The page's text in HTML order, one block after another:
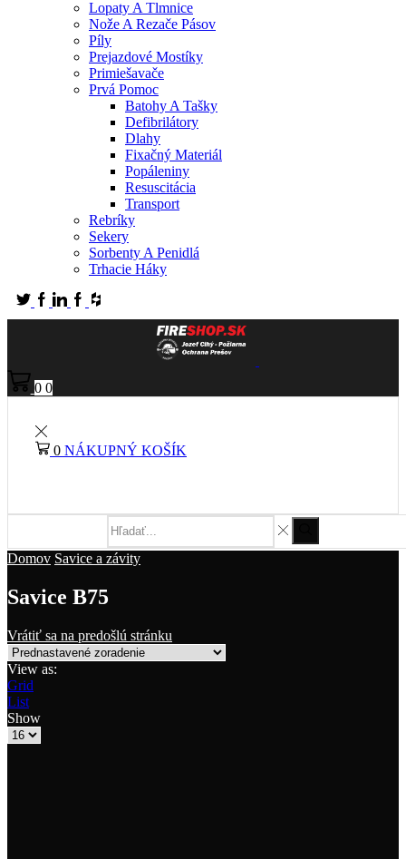
Lopaty A Tlmnice
Nože A Rezače Pásov
Píly
Prejazdové Mostíky
Primiešavače
Prvá Pomoc
Batohy A Tašky
Defibrilátory
Dlahy
Fixačný Materiál
Popáleniny
Resuscitácia
Transport
Rebríky
Sekery
Sorbenty A Penidlá
Trhacie Háky
0 0
0 NÁKUPNÝ KOŠÍK
Domov Savice a závity
Savice B75
Vrátiť sa na predošlú stránku
View as:
Grid
List
Show